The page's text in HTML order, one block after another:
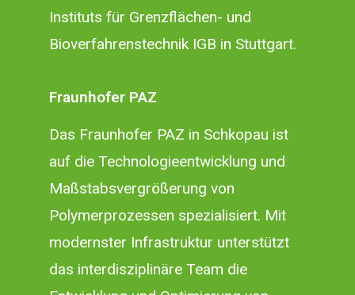
Instituts für Grenzflächen- und
Bioverfahrenstechnik IGB in Stuttgart.
Fraunhofer PAZ
Das Fraunhofer PAZ in Schkopau ist
auf die Technologieentwicklung und
Maßstabsvergrößerung von
Polymerprozessen spezialisiert. Mit
modernster Infrastruktur unterstützt
das interdisziplinäre Team die